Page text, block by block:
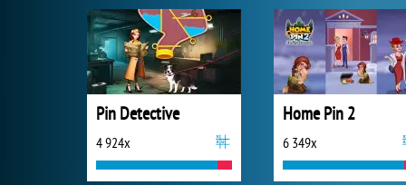
Pin Detective
4 924x
Home Pin 2
6 349x